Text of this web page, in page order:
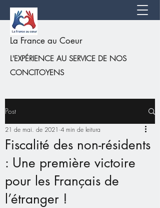
La France au Coeur
L'EXPÉRIENCE AU SERVICE DE NOS
CONCITOYENS
Post
Fiscalité des non-résidents
: Une première victoire
pour les Français de
l’étranger !
21 de mai. de 2021 4 min de leitura